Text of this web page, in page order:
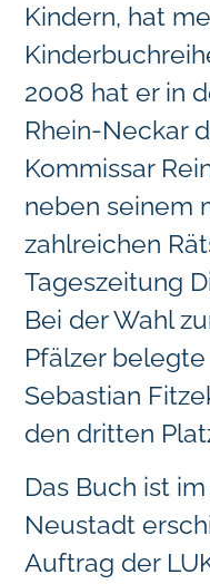
Kindern, hat
2008 hat er in
Rhein-Neckar
Kommissar
neben seinem
zahlreichen
Tageszeitung
Bei der Wahl
Pfälzer
Sebastian
den dritten
Das Buch ist
Neustadt
Auftrag der